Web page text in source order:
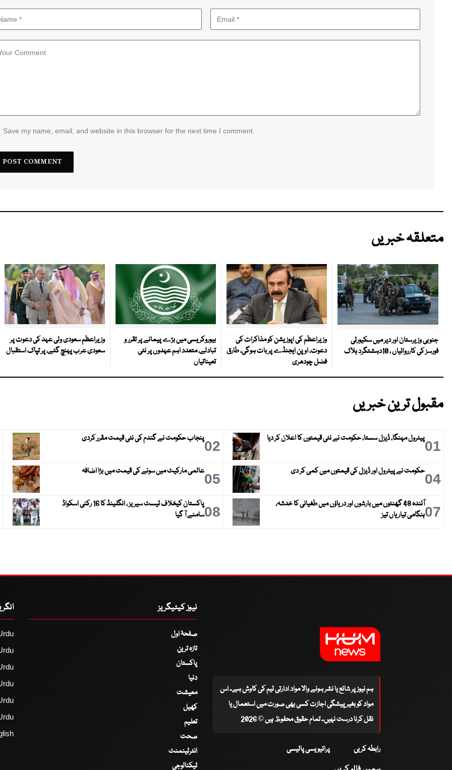
Save my name, email, and website in this browser for the next time I comment.
متعلقہ خبریں
جنوبی وزیرستان اور دیر میں سکیورٹی
فورسز کی کارروائیاں ، 10دہشتگرد ہلاک
وزیراعظم کی اپوزیشن کو مذاکرات کی
دعوت، اوپن ایجنڈے پر بات ہوگی، طارق
فضل چودھری
بیوروکریسی میں بڑے پیمانے پر تقرر و
تبادلے، متعدد اہم عہدوں پر نئی
تعیناتیاں
وزیراعظم سعودی ولی عہد کی دعوت پر
سعودی عرب پہنچ گئے، پر تپاک استقبال
مقبول ترین خبریں
01پیٹرول مہنگا، ڈیزل سستا، حکومت نے نئی قیمتوں کا اعلان کر دیا 02پنجاب حکومت نے گندم کی نئی قیمت مقرر کردی
04حکومت نے پیٹرول اور ڈیزل کی قیمتوں میں کمی کر دی 05عالمی مارکیٹ میں سونے کی قیمت میں بڑا اضافہ
07
آئندہ 48 گھنٹوں میں بارشوں اور دریاؤں میں طغیانی کا خدشہ،
ہنگامی تیاریاں تیز
08
پاکستان کیخلاف ٹیسٹ سیریز ، انگلینڈ کا 16 رکنی اسکواڈ
سامنے آ گیا
ہم نیوز پر شائع یا نشر ہونے والا مواد ادارتی ٹیم کی کاوش ہے۔ اس
مواد کو بغیر پیشگی اجازت کسی بھی صورت میں استعمال یا
نقل کرنا درست نہیں۔ تمام حقوق محفوظ ہیں © 2026
رابطہ کریں پرائیویسی پالیسی
نیوز کیٹیگریز
صفحۂ اول
تازہ ترین
پاکستان
دنیا
معیشت
کھیل
تعلیم
صحت
انٹرٹینمنٹ
ٹیکنالوجی